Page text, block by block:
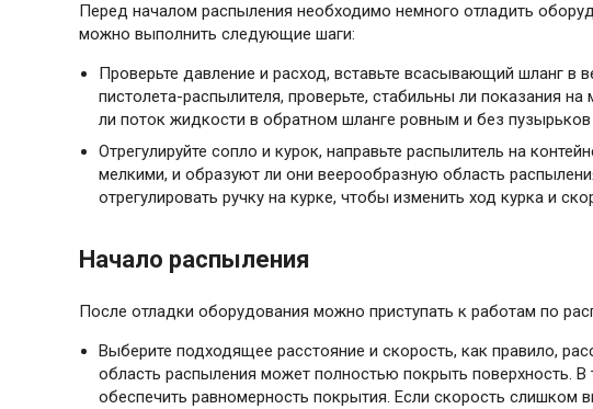
Перед началом распыления необходимо немного отладить
можно выполнить следующие шаги:
Проверьте давление и расход, вставьте всасывающий шланг в
пистолета-распылителя, проверьте, стабильны ли показания
ли поток жидкости в обратном шланге ровным и без пузырьков
Отрегулируйте сопло и курок, направьте распылитель на
мелкими, и образуют ли они веерообразную область
отрегулировать ручку на курке, чтобы изменить ход курка и
Начало распыления
После отладки оборудования можно приступать к работам по
Выберите подходящее расстояние и скорость, как правило,
область распыления может полностью покрыть поверхность.
обеспечить равномерность покрытия. Если скорость